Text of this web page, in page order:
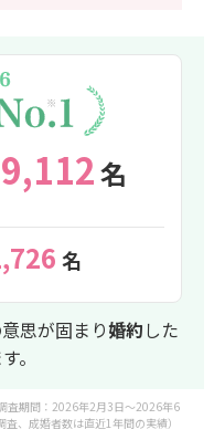
、 自分⼀人ではメッ
指導・指南いただい
ました
名
名
思が固まり婚約した
。
査期間：2026年2月3日～2026年6
、成婚者数は直近1年間の実績）